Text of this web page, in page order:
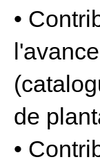
•
de
•